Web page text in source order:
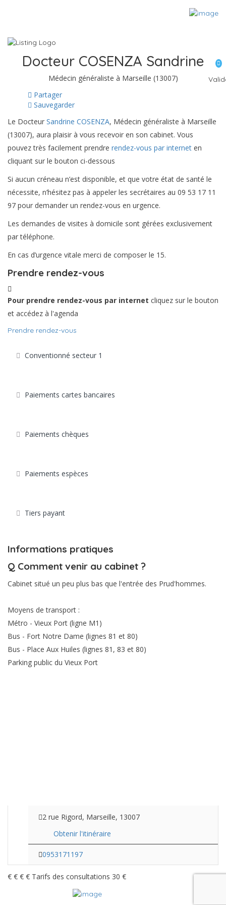
Docteur COSENZA Sandrine
Médecin généraliste à Marseille (13007)
Partager
Sauvegarder
Le Docteur Sandrine COSENZA, Médecin généraliste à Marseille
(13007), aura plaisir à vous recevoir en son cabinet. Vous
pouvez très facilement prendre rendez-vous par internet en
cliquant sur le bouton ci-dessous
Si aucun créneau n’est disponible, et que votre état de santé le
nécessite, n’hésitez pas à appeler les secrétaires au 09 53 17 11
97 pour demander un rendez-vous en urgence.
Les demandes de visites à domicile sont gérées exclusivement
par téléphone.
En cas d’urgence vitale merci de composer le 15.
Prendre rendez-vous
Pour prendre rendez-vous par internet cliquez sur le bouton
et accédez à l'agenda
Prendre rendez-vous
Conventionné secteur 1
Paiements cartes bancaires
Paiements chèques
Paiements espèces
Tiers payant
Informations pratiques
Q Comment venir au cabinet ?
Cabinet situé un peu plus bas que l'entrée des Prud'hommes.
Moyens de transport :
Métro - Vieux Port (ligne M1)
Bus - Fort Notre Dame (lignes 81 et 80)
Bus - Place Aux Huiles (lignes 81, 83 et 80)
Parking public du Vieux Port
2 rue Rigord, Marseille, 13007
Obtenir l'itinéraire
0953171197
€ € € € Tarifs des consultations 30 €